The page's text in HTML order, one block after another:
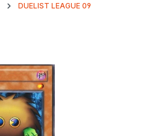
DUELIST LEAGUE 09